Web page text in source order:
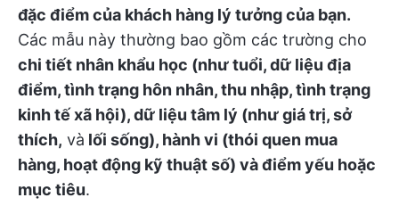
đặc điểm của khách hàng lý tưởng của bạn.
Các mẫu này thường bao gồm các trường cho
chi tiết nhân khẩu học (như tuổi, dữ liệu địa
điểm, tình trạng hôn nhân, thu nhập, tình trạng
kinh tế xã hội), dữ liệu tâm lý (như giá trị, sở
thích, và lối sống), hành vi (thói quen mua
hàng, hoạt động kỹ thuật số) và điểm yếu hoặc
mục tiêu.